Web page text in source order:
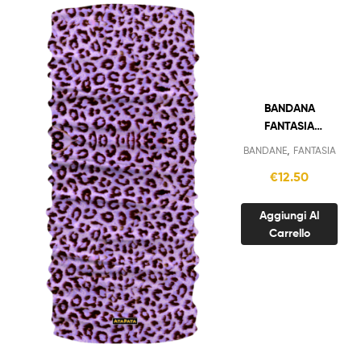
BANDANA
FANTASIA
LEOPARDATO
BANDANE, FANTASIA
€12.50
Aggiungi Al
Carrello